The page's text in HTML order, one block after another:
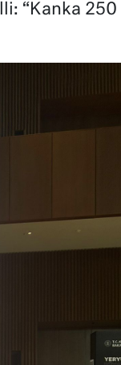
“Kanka 250